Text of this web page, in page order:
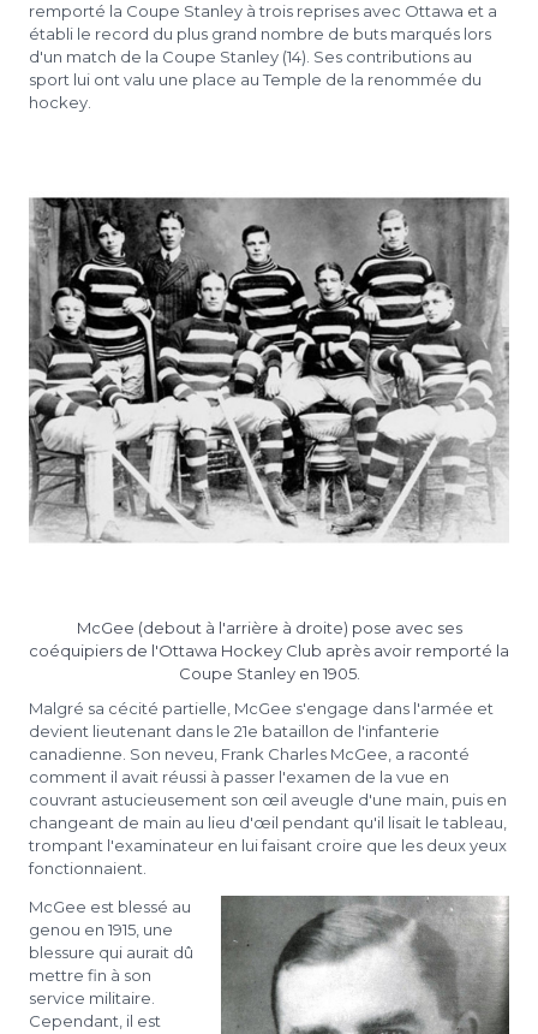
remporté la Coupe Stanley à trois reprises avec Ottawa et a
établi le record du plus grand nombre de buts marqués lors
d'un match de la Coupe Stanley (14). Ses contributions au
sport lui ont valu une place au Temple de la renommée du
hockey.
McGee (debout à l'arrière à droite) pose avec ses
coéquipiers de l'Ottawa Hockey Club après avoir remporté la
Coupe Stanley en 1905.
Malgré sa cécité partielle, McGee s'engage dans l'armée et
devient lieutenant dans le 21e bataillon de l'infanterie
canadienne. Son neveu, Frank Charles McGee, a raconté
comment il avait réussi à passer l'examen de la vue en
couvrant astucieusement son œil aveugle d'une main, puis en
changeant de main au lieu d'œil pendant qu'il lisait le tableau,
trompant l'examinateur en lui faisant croire que les deux yeux
fonctionnaient.
McGee est blessé au
genou en 1915, une
blessure qui aurait dû
mettre fin à son
service militaire.
Cependant, il est